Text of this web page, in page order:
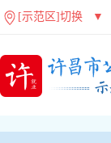
[示范区]切换 ▼